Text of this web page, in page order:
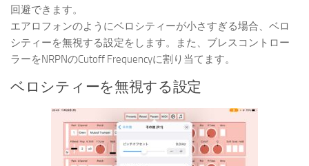
回避できます。
エアロフォンのようにベロシティーが小さすぎる場合、ベロ
シティーを無視する設定をします。また、ブレスコントロー
ラーをNRPNのCutoff Frequencyに割り当てます。
ベロシティーを無視する設定